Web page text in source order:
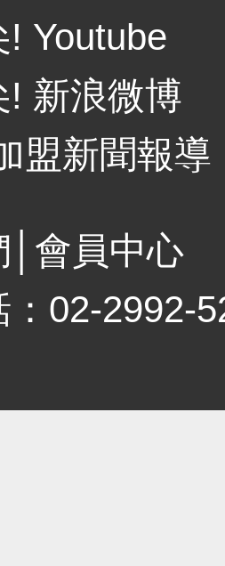
Youtube
! 新浪微博
盟新聞報導
會員中心
：02-2992-